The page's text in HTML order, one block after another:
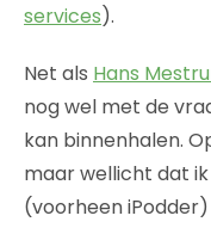
services).
Net als Hans
nog wel met de
kan binnenhalen.
maar wellicht dat
(voorheen